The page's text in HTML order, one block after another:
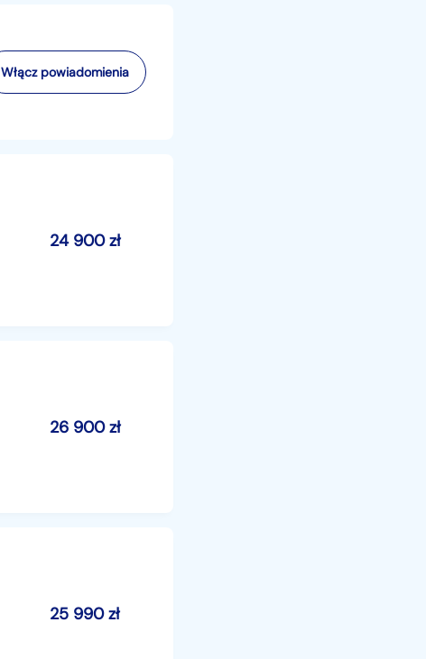
Włącz powiadomienia
24 900zł
26 900zł
25 990zł